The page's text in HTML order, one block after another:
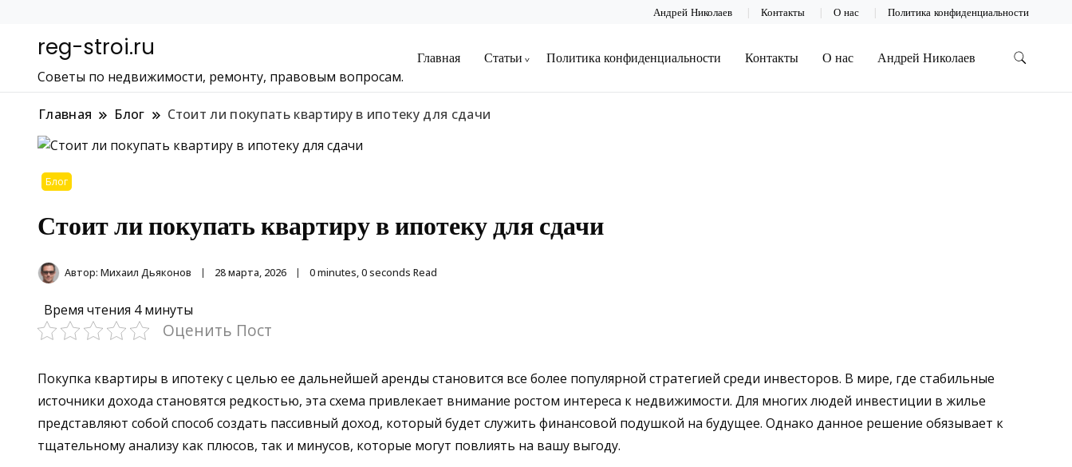
Андрей Николаев Контакты О нас Политика конфиденциальности
reg-stroi.ru
Советы по недвижимости, ремонту, правовым вопросам.
Главная Статьи Политика конфиденциальности Контакты О нас Андрей Николаев
Главная Блог Стоит ли покупать квартиру в ипотеку для сдачи
Блог
Стоит ли покупать квартиру в ипотеку для сдачи
Автор: Михаил Дьяконов 28 марта, 2026 0 minutes, 0 seconds Read
Время чтения 4 минуты
Оценить Пост
Покупка квартиры в ипотеку с целью ее дальнейшей аренды становится все более популярной стратегией среди инвесторов. В мире, где стабильные
источники дохода становятся редкостью, эта схема привлекает внимание ростом интереса к недвижимости. Для многих людей инвестиции в жилье
представляют собой способ создать пассивный доход, который будет служить финансовой подушкой на будущее. Однако данное решение обязывает к
тщательному анализу как плюсов, так и минусов, которые могут повлиять на вашу выгоду.